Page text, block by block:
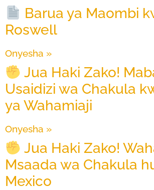
Barua ya Maombi
Roswell
Onyesha »
Jua Haki Zako!
Usaidizi wa Chakula
ya Wahamiaji
Onyesha »
Jua Haki Zako!
Msaada wa Chakula
Mexico